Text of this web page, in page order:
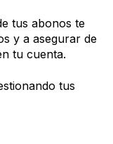
tus abonos te
y a asegurar de
tu cuenta.
tus